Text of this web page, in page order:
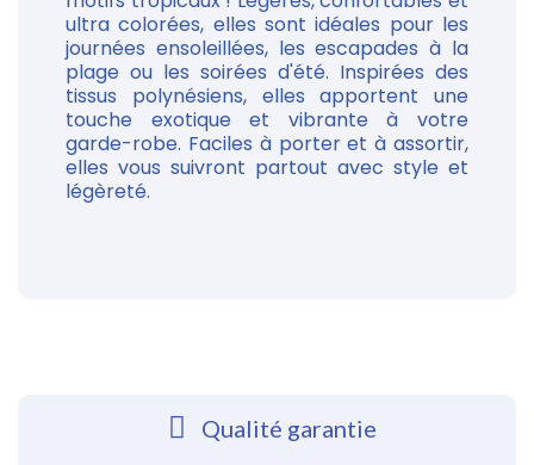
ultra colorées, elles sont idéales pour les
journées ensoleillées, les escapades à la
plage ou les soirées d'été. Inspirées des
tissus polynésiens, elles apportent une
touche exotique et vibrante à votre
garde-robe. Faciles à porter et à assortir,
elles vous suivront partout avec style et
légèreté.
Qualité garantie